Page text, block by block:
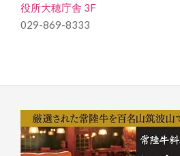
役所大穂庁舎 3F
029-869-8333